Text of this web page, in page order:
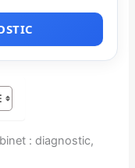
: diagnostic,